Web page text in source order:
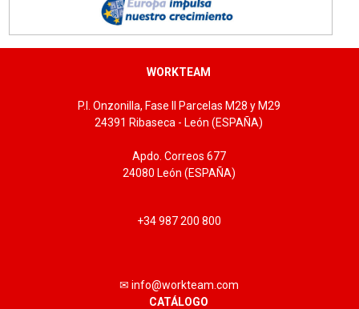
WORKTEAM
P.I. Onzonilla, Fase II Parcelas M28 y M29
24391 Ribaseca - León (ESPAÑA)
Apdo. Correos 677
24080 León (ESPAÑA)
+34 987 200 800
✉ info@workteam.com
CATÁLOGO